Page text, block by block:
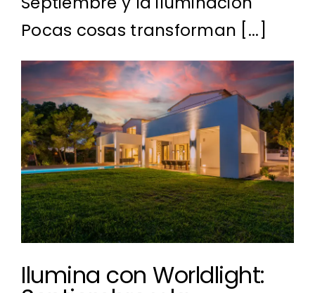
About us
Pocas cosas transforman [...]
View
Larger
Image
Ilumina con Worldlight: